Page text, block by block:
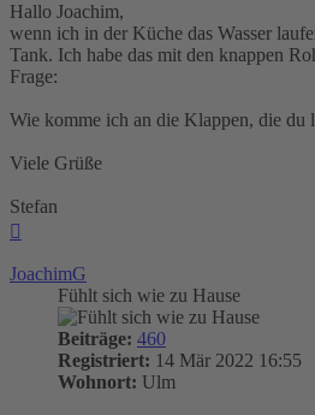
Hallo Joachim,
wenn ich in der Küche das Wasser
Tank. Ich habe das mit den knappen
Frage:
Wie komme ich an die Klappen, die du
Viele Grüße
Stefan
JoachimG
Fühlt sich wie zu Hause
Beiträge: 460
Registriert: 14 Mär 2022 16:55
Wohnort: Ulm